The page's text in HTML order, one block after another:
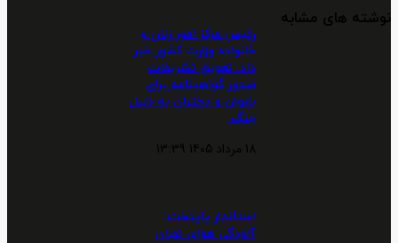
تولید
موتورسیکلت
نوشته های مشابه
رئیس مرکز امور زنان و
خانواده وزارت کشور خبر
داد: تعویق تشریفات
صدور گواهینامه برای
بانوان و دختران به دلیل
جنگ
18 مرداد 1405 13:39
استاندار پایتخت:
آلودگی هوای تهران